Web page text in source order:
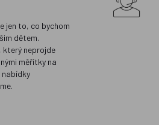
jen to, co bychom
dětem.
neprojde
měřítky na